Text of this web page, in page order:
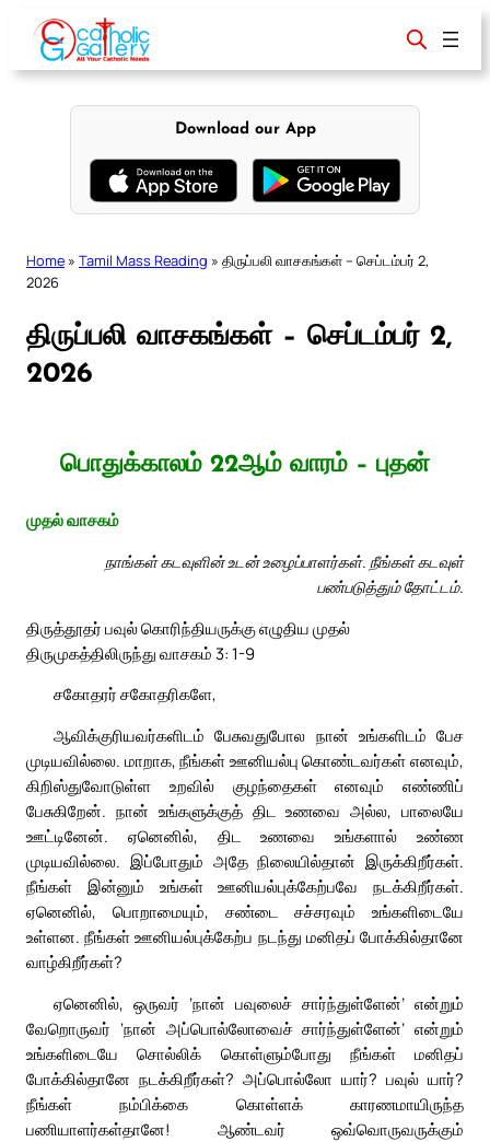
content
Download our App
Home » Tamil Mass Reading » திருப்பலி வாசகங்கள் – செப்டம்பர் 2,
2026
திருப்பலி வாசகங்கள் – செப்டம்பர் 2,
2026
பொதுக்காலம் 22ஆம் வாரம் – புதன்
முதல் வாசகம்
நாங்கள் கடவுளின் உடன் உழைப்பாளர்கள். நீங்கள் கடவுள்
பண்படுத்தும் தோட்டம்.
திருத்தூதர் பவுல் கொரிந்தியருக்கு எழுதிய முதல்
திருமுகத்திலிருந்து வாசகம் 3: 1-9
சகோதரர் சகோதரிகளே,
ஆவிக்குரியவர்களிடம் பேசுவதுபோல நான் உங்களிடம் பேச
முடியவில்லை. மாறாக, நீங்கள் ஊனியல்பு கொண்டவர்கள் எனவும்,
கிறிஸ்துவோடுள்ள உறவில் குழந்தைகள் எனவும் எண்ணிப்
பேசுகிறேன். நான் உங்களுக்குத் திட உணவை அல்ல, பாலையே
ஊட்டினேன். ஏனெனில், திட உணவை உங்களால் உண்ண
முடியவில்லை. இப்போதும் அதே நிலையில்தான் இருக்கிறீர்கள்.
நீங்கள் இன்னும் உங்கள் ஊனியல்புக்கேற்பவே நடக்கிறீர்கள்.
ஏனெனில், பொறாமையும், சண்டை சச்சரவும் உங்களிடையே
உள்ளன. நீங்கள் ஊனியல்புக்கேற்ப நடந்து மனிதப் போக்கில்தானே
வாழ்கிறீர்கள்?
ஏனெனில், ஒருவர் ‘நான் பவுலைச் சார்ந்துள்ளேன்’ என்றும்
வேறொருவர் ‘நான் அப்பொல்லோவைச் சார்ந்துள்ளேன்’ என்றும்
உங்களிடையே சொல்லிக் கொள்ளும்போது நீங்கள் மனிதப்
போக்கில்தானே நடக்கிறீர்கள்? அப்பொல்லோ யார்? பவுல் யார்?
நீங்கள் நம்பிக்கை கொள்ளக் காரணமாயிருந்த
பணியாளர்கள்தானே! ஆண்டவர் ஒவ்வொருவருக்கும்